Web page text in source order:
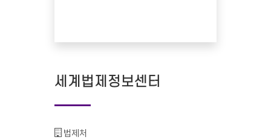
세계법제정보센터
기관명 :
법제처